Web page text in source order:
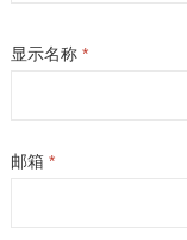
显示名称 *
邮箱 *